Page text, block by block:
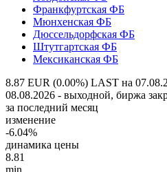
Франкфуртская ФБ
Мюнхенская ФБ
Дюссельдорфская ФБ
Штутгартская ФБ
Мексиканская ФБ
8.87 EUR (0.00%) LAST на
08.08.2026 - выходной, биржа
за последний месяц
изменение
-6.04%
динамика цены
8.81